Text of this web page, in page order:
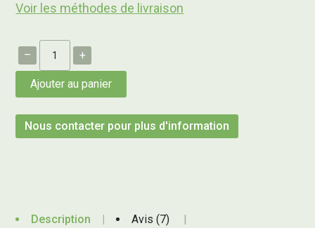
Voir les méthodes de livraison
– +
Ajouter au panier
Nous contacter pour plus d'information
Description
Avis (7)